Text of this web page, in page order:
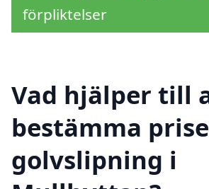
förpliktelser
Vad hjälper till
bestämma
golvslipning i